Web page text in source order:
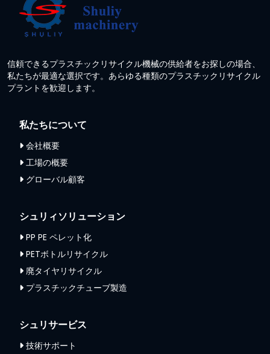
信頼できるプラスチックリサイクル機械の供給者をお探しの場合、
私たちが最適な選択です。あらゆる種類のプラスチックリサイクル
プラントを歓迎します。
私たちについて
会社概要
工場の概要
グローバル顧客
シュリィソリューション
PP PE ペレット化
PETボトルリサイクル
廃タイヤリサイクル
プラスチックチューブ製造
シュリサービス
技術サポート